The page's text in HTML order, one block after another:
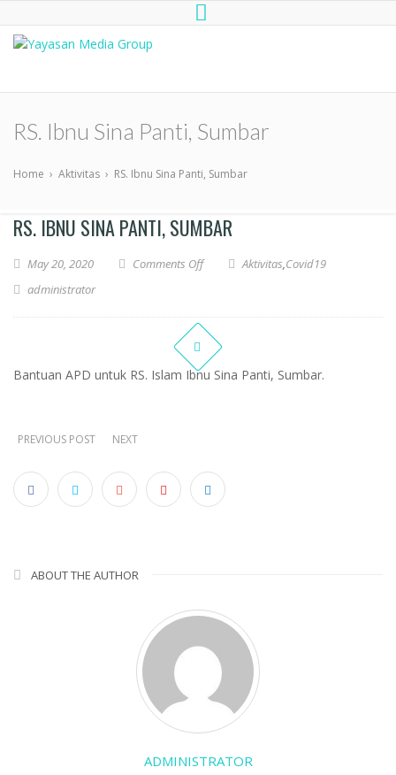
Peduli
RS. Ibnu Sina Panti, Sumbar
Home › Aktivitas › RS. Ibnu Sina Panti, Sumbar
RS. IBNU SINA PANTI, SUMBAR
May 20, 2020 Comments Off Aktivitas,Covid19
administrator
Bantuan APD untuk RS. Islam Ibnu Sina Panti, Sumbar.
PREVIOUS POST NEXT
ABOUT THE AUTHOR
ADMINISTRATOR